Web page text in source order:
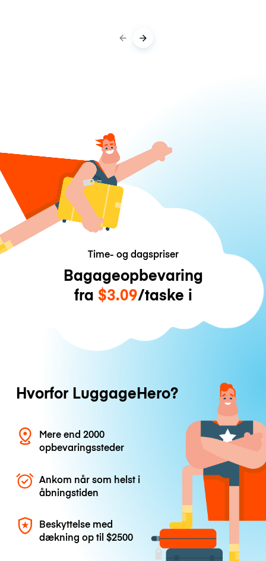
Time- og dagspriser
Bagageopbevaring
fra $3.09/taske i
Hvorfor LuggageHero?
Mere end 2000
opbevaringssteder
Ankom når som helst i
åbningstiden
Beskyttelse med
dækning op til$2500